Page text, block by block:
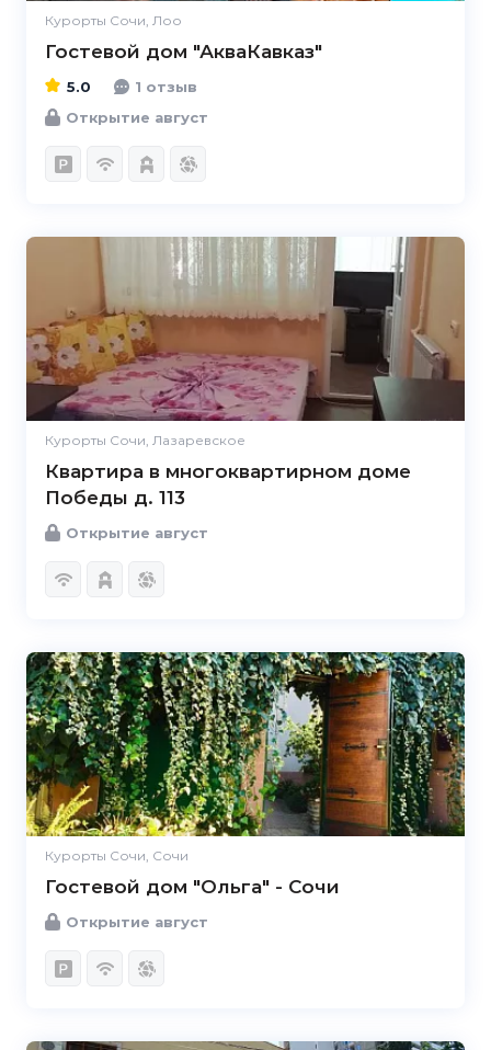
Курорты Сочи, Лоо
Гостевой дом "АкваКавказ"
5.0
1 отзыв
Открытие август
Курорты Сочи, Лазаревское
Квартира в многоквартирном доме
Победы д. 113
Открытие август
Курорты Сочи, Сочи
Гостевой дом "Ольга" - Сочи
Открытие август